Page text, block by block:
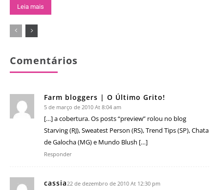
Leia mais
Comentários
Farm bloggers | O Último Grito!
5 de março de 2010 At 8:04 am
[…] a cobertura. Os posts “preview” rolou no blog
Starving (RJ), Sweatest Person (RS), Trend Tips (SP), Chata
de Galocha (MG) e Mundo Blush […]
Responder
cassia22 de dezembro de 2010 At 12:30 pm